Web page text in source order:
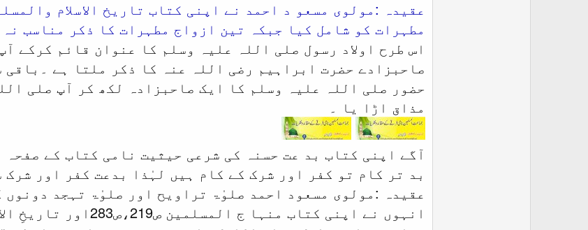
مطہرات کو شامل کیا جبکہ تین ازواج مطہرات کا ذکر مناسب
اس طرح اولاد رسول صلی اللہ علیہ وسلم کا عنوان قائم کرکے
صاحبزادے حضرت ابراہیم رضی اللہ عنہ کا ذکر ملتا ہے
حضور صلی اللہ علیہ وسلم کا ایک صاحبزادہ لکھ کر آپ صلی
مذاق اڑا یا ۔
بد تر کام تو کفر اور شرک کے کام ہیں لہٰذا بدعت کفر اور شرک
عقیدہ :مولوی مسعود احمد صلوٰۃ تراویح اور صلوٰۃ تہجد